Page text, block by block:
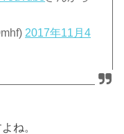
2017年11月4
ね。